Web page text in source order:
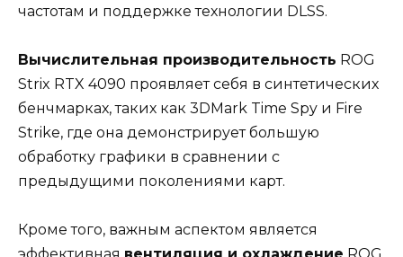
частотам и поддержке технологии DLSS.
Вычислительная производительность ROG
Strix RTX 4090 проявляет себя в синтетических
бенчмарках, таких как 3DMark Time Spy и Fire
Strike, где она демонстрирует большую
обработку графики в сравнении с
предыдущими поколениями карт.
Кроме того, важным аспектом является